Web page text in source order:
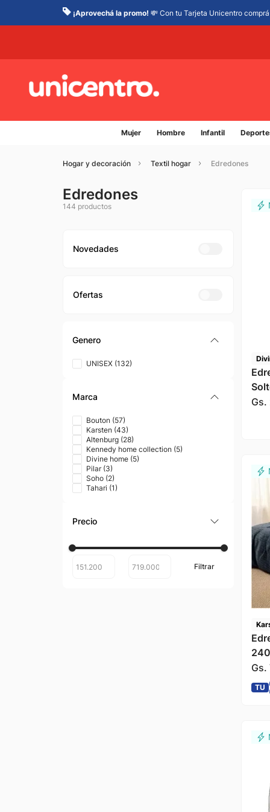
¡Aprovechá la promo! 💸 Con tu Tarjeta Unicentro
Mujer Hombre Infantil
Hogar y decoración Textil hogar Edredones
Edredones
144 productos
Genero
UNISEX (132)
Marca
Bouton (57)
Karsten (43)
Altenburg (28)
Kennedy home collection (5)
Divine home (5)
Pilar (3)
Soho (2)
Tahari (1 )
Novedades
Gs.
Gs.
TU